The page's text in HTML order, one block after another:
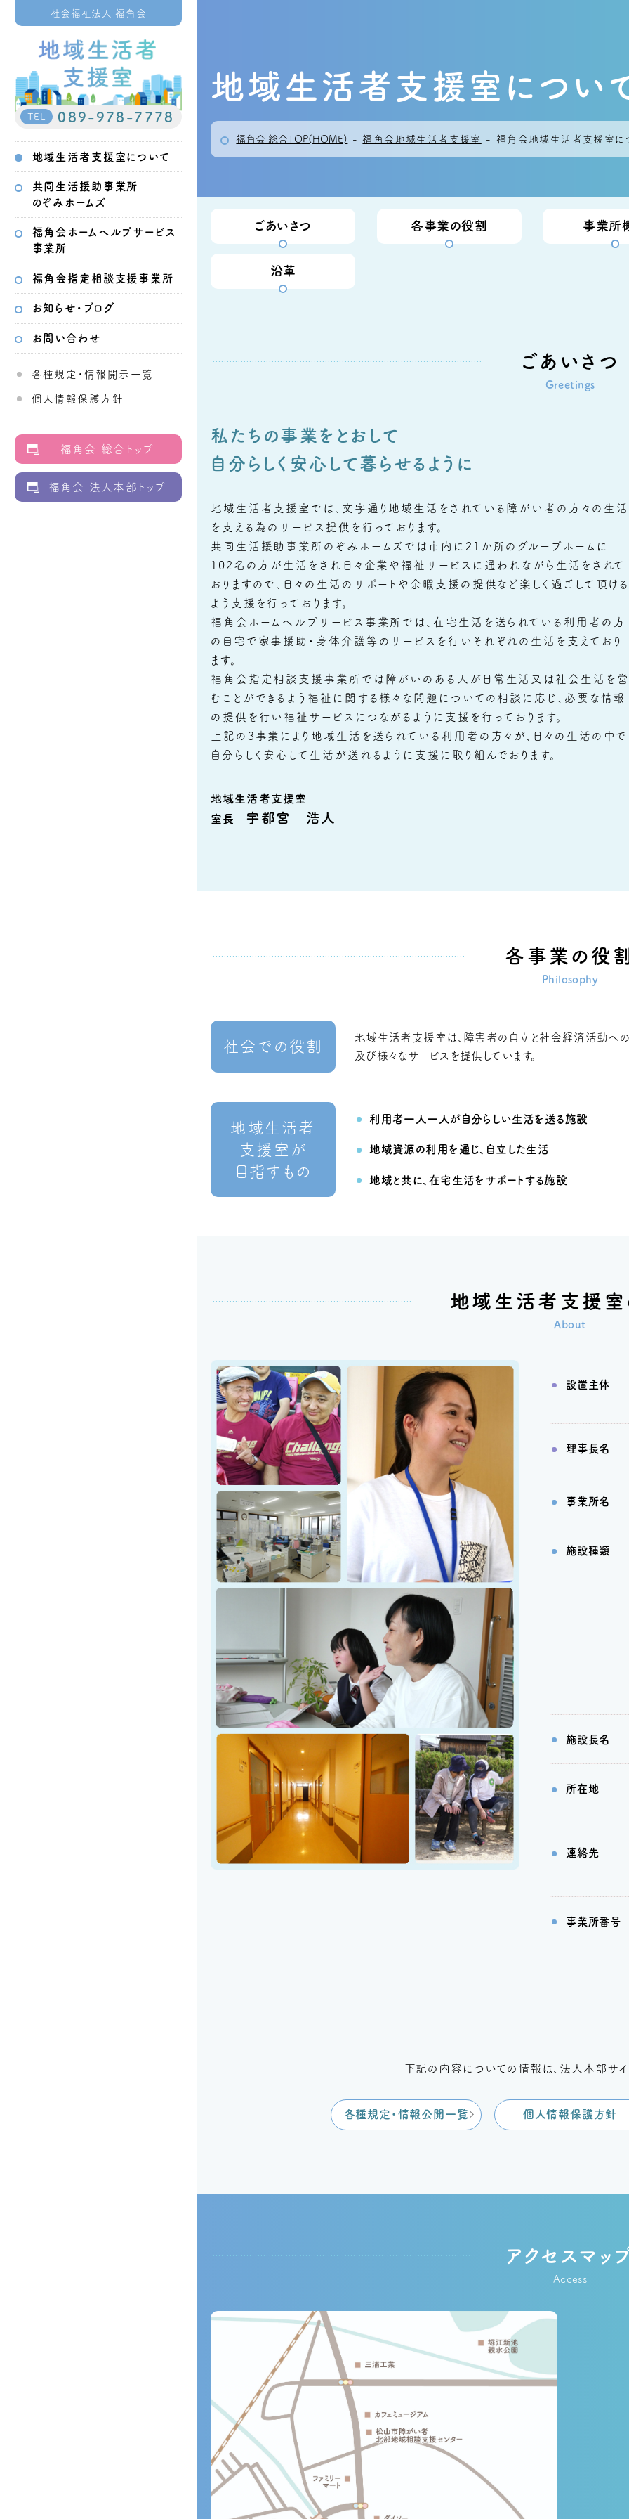
社会福祉法人 福角会
TEL 089-978-7778
地域生活者支援室について
共同生活援助事業所
のぞみホームズ
福角会ホームヘルプサービス
事業所
福角会指定相談支援事業所
お知らせ・ブログ
お問い合わせ
各種規定・情報開示一覧
個人情報保護方針
福角会 総合トップ
福角会 法人本部トップ
地域生活者支援室につい
福角会 総合TOP(HOME) - 福角会地域生活者支援室 - 福角会地域生活者支援室に
ごあいさつ 各事業の役割 事業所
沿革
ごあいさつ
Greetings
私たちの事業をとおして
自分らしく安心して暮らせるように
地域生活者支援室では、文字通り地域生活をされている障がい者の方々の生活
を支える為のサービス提供を行っております。
共同生活援助事業所のぞみホームズでは市内に21か所のグループホームに
102名の方が生活をされ日々企業や福祉サービスに通われながら生活をされて
おりますので、日々の生活のサポートや余暇支援の提供など楽しく過ごして頂け
よう支援を行っております。
福角会ホームヘルプサービス事業所では、在宅生活を送られている利用者の方
の自宅で家事援助・身体介護等のサービスを行いそれぞれの生活を支えており
ます。
福角会指定相談支援事業所では障がいのある人が日常生活又は社会生活を営
むことができるよう福祉に関する様々な問題についての相談に応じ、必要な情報
の提供を行い福祉サービスにつながるように支援を行っております。
上記の3事業により地域生活を送られている利用者の方々が、日々の生活の中で
自分らしく安心して生活が送れるように支援に取り組んでおります。
地域生活者支援室
室長
宇都宮 浩人
各事業の役
Philosophy
社会での役割
地域生活者支援室は、障害者の自立と社会経済活動へ
及び様々なサービスを提供しています。
地域生活者
支援室が
目指すもの
利用者一人一人が自分らしい生活を送る施設
地域資源の利用を通じ、自立した生活
地域と共に、在宅生活をサポートする施設
地域生活者支援
About
設置主体
理事長名
事業所名
施設種類
施設長名
所在地
連絡先
事業所番号
下記の内容についての情報は、 法人本部サイ
各種規定・情報公開一覧 個人情報保護方針
アクセスマッ
Access